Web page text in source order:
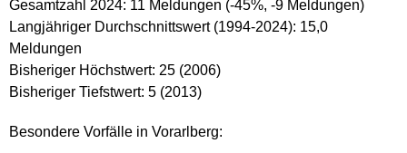
Gesamtzahl 2024: 11 Meldungen (-45%, -9 Meldungen)
Langjähriger Durchschnittswert (1994-2024): 15,0
Meldungen
Bisheriger Höchstwert: 25 (2006)
Bisheriger Tiefstwert: 5 (2013)
Besondere Vorfälle in Vorarlberg: